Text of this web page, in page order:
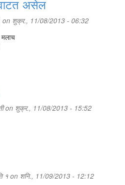
असेल
on शुक्र., 11/08/2013 - 06:32
on शुक्र., 11/08/2013 - 15:52
१on शनि., 11/09/2013 - 12:12